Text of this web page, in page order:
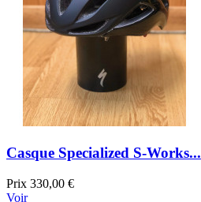
Casque Specialized S-Works...
Prix 330,00 €
Voir